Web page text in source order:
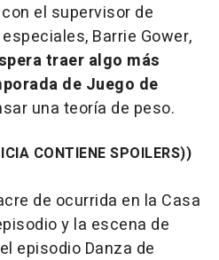
el supervisor de
Barrie Gower,
traer algo más
de Juego de
una teoría de peso.
CONTIENE SPOILERS))
de ocurrida en la Casa
y la escena de
episodio Danza de